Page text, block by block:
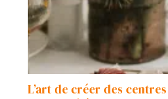
L’art de créer des